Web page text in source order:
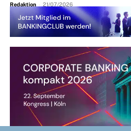
Redaktion - 21/07/2026